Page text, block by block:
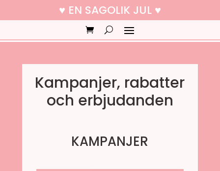
♥ EN SAGOLIK JUL ♥
Kampanjer, rabatter
och erbjudanden
KAMPANJER